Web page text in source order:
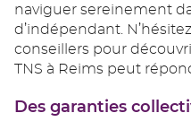
naviguer sereinement
d’indépendant.
conseillers pour
TNS à Reims peut
Des garanties